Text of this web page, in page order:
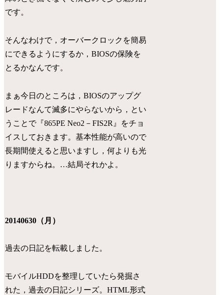
です。
そんなわけで，オーバークロックを簡易
にできるようにするか，BIOSの保険を
とるかなんです。
まぁ今日のところは，BIOSのアップグ
レードなんて滅多にやらないから，とい
うことで『865PE Neo2－FIS2R』をチョ
イスしておきます。基本性能が高いので
長期間使えると思いますし，何よりも光
りますからね。…結局それかよ。
20140630（月）
過去の日記を転載しました。
モバイルHDDを整理していたら発掘さ
れた，過去の日記シリーズ。HTML形式